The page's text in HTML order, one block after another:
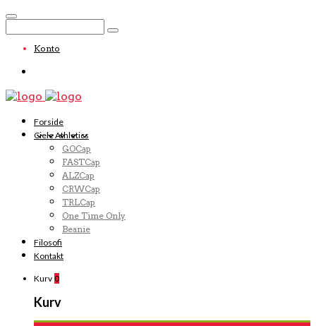
Konto
Forside
Ciele Athletics
GOCap
FASTCap
ALZCap
CRWCap
TRLCap
One Time Only
Beanie
Filosofi
Kontakt
Kurv 0
Kurv